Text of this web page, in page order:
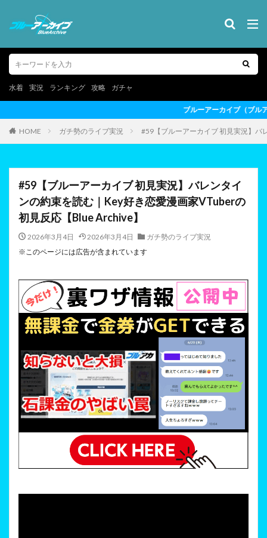
水着 実況 ランキング 攻略 ガチャ
ブルーアーカイブ（ブルアカ）の最新情報を動画形式でお届
HOME ガチ勢のライブ実況 #59【ブルーアーカイブ 初見実況】バ
#59【ブルーアーカイブ 初見実況】バレンタイ
ンの約束を読む｜Key好き恋愛漫画家VTuberの
初見反応【Blue Archive】
2026年3月4日 2026年3月4日
ガチ勢のライブ実況
※このページには広告が含まれています